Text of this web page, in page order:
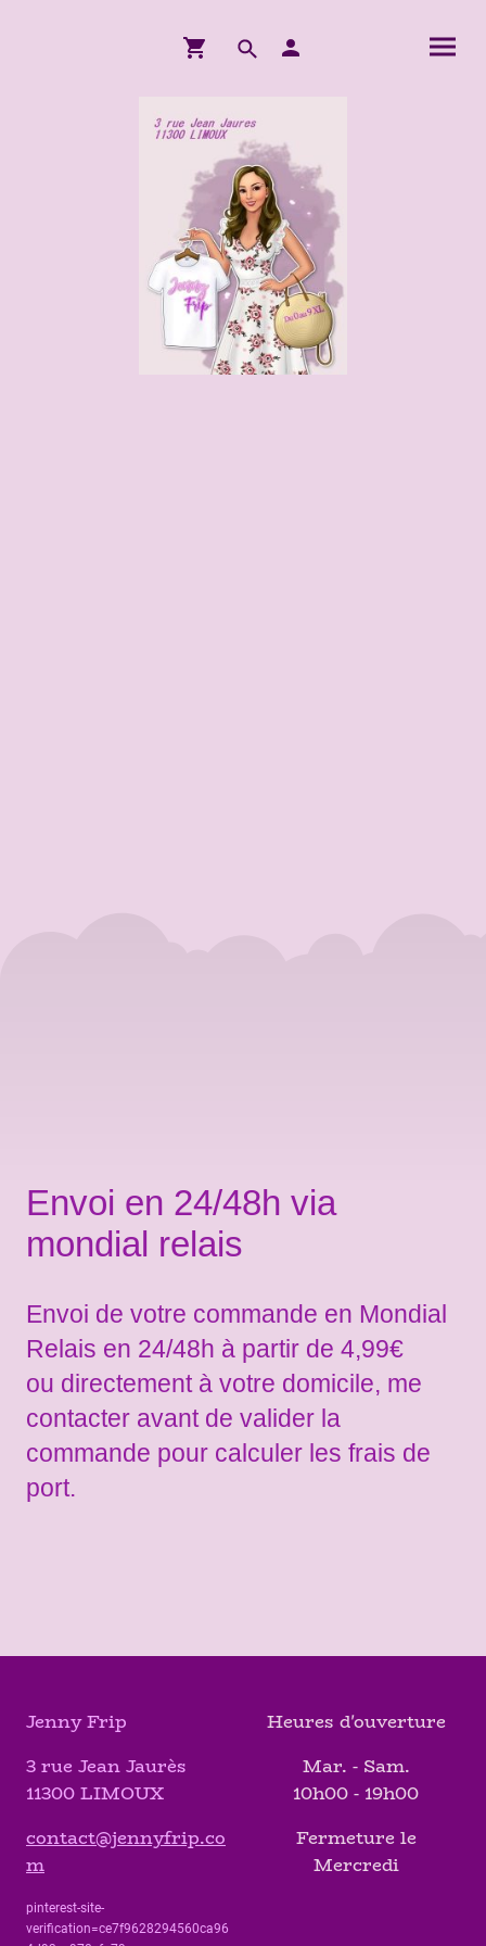
Envoi en 24/48h via
mondial relais
Envoi de votre commande en Mondial
Relais en 24/48h à partir de 4,99€
ou directement à votre domicile, me
contacter avant de valider la
commande pour calculer les frais de
port.
Jenny Frip
3 rue Jean Jaurès
11300 LIMOUX
contact@jennyfrip.co
m
pinterest-site-
verification=ce7f9628294560ca96
Heures d'ouverture
Mar. - Sam.
10h00 - 19h00
Fermeture le
Mercredi